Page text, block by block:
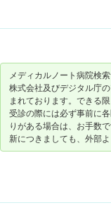
メディカルノート病院検
株式会社及びデジタル庁
まれております。できる
受診の際には必ず事前に
りがある場合は、お手数で
新につきましても、外部